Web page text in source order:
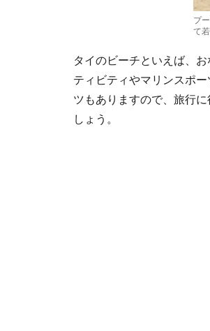
プ
て
タイのビーチといえば、
ティビティやマリンスポ
ツもありますので、旅行
しょう。